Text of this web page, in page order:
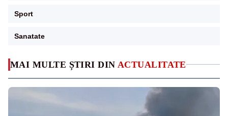
MAI MULTE ȘTIRI DIN ACTUALITATE
Sport
Sanatate